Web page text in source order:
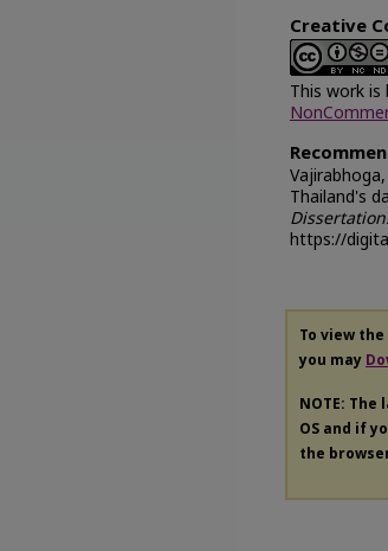
Creative
This work is
Thailand's
https://
To view
you may
NOTE:
OS and if
the